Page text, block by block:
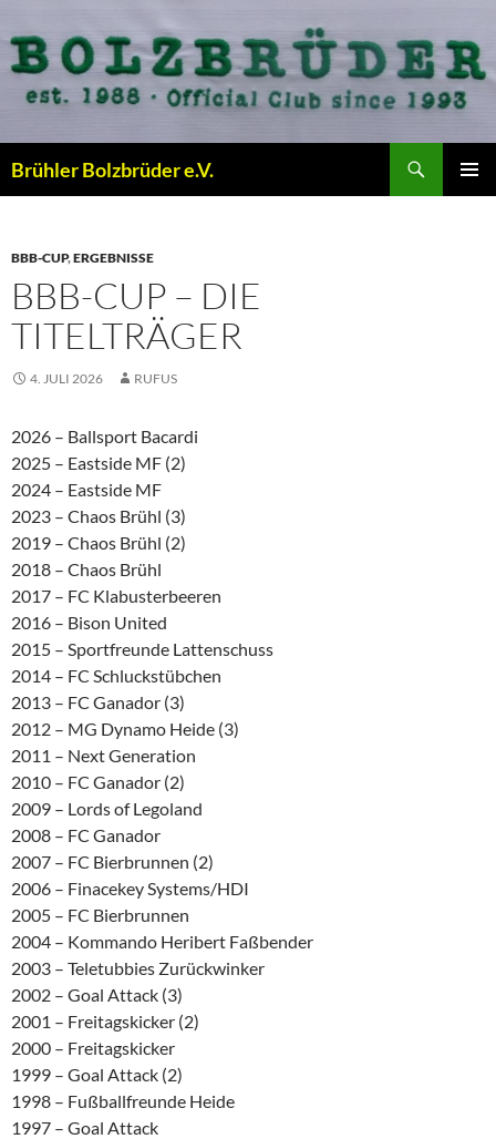
Inhalt
springen
Brühler Bolzbrüder e.V.
BBB-CUP,ERGEBNISSE
BBB-CUP – DIE
TITELTRÄGER
4. JULI 2026 RUFUS
2026 – Ballsport Bacardi
2025 – Eastside MF (2)
2024 – Eastside MF
2023 – Chaos Brühl (3)
2019 – Chaos Brühl (2)
2018 – Chaos Brühl
2017 – FC Klabusterbeeren
2016 – Bison United
2015 – Sportfreunde Lattenschuss
2014 – FC Schluckstübchen
2013 – FC Ganador (3)
2012 – MG Dynamo Heide (3)
2011 – Next Generation
2010 – FC Ganador (2)
2009 – Lords of Legoland
2008 – FC Ganador
2007 – FC Bierbrunnen (2)
2006 – Finacekey Systems/HDI
2005 – FC Bierbrunnen
2004 – Kommando Heribert Faßbender
2003 – Teletubbies Zurückwinker
2002 – Goal Attack (3)
2001 – Freitagskicker (2)
2000 – Freitagskicker
1999 – Goal Attack (2)
1998 – Fußballfreunde Heide
1997 – Goal Attack